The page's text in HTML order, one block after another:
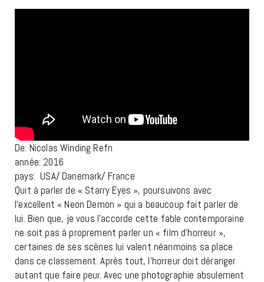
De: Nicolas Winding Refn
année: 2016
pays: USA/ Danemark/ France
Quit à parler de « Starry Eyes », poursuivons avec
l’excellent « Neon Demon » qui a beaucoup fait parler de
lui. Bien que, je vous l’accorde cette fable contemporaine
ne soit pas à proprement parler un « film d’horreur »,
certaines de ses scènes lui valent néanmoins sa place
dans ce classement. Après tout, l’horreur doit déranger
autant que faire peur. Avec une photographie absulement